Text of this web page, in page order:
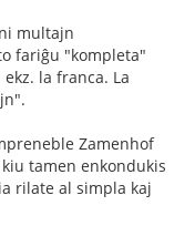
multajn
fariĝu "kompleta"
la franca. La
Zamenhof
tamen enkondukis
rilate al simpla kaj